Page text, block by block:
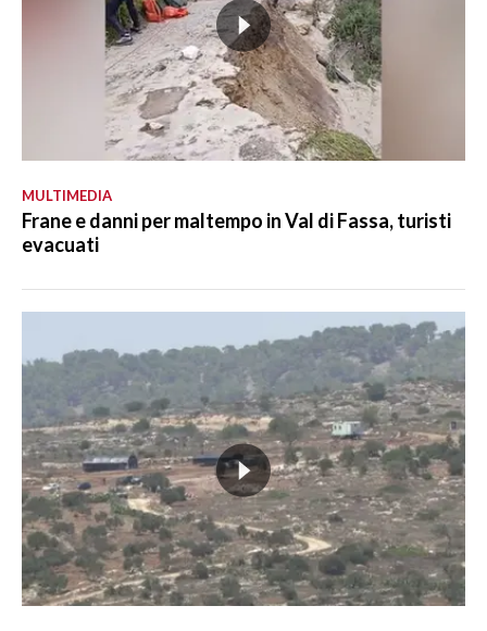
MULTIMEDIA
Frane e danni per maltempo in Val di Fassa, turisti
evacuati